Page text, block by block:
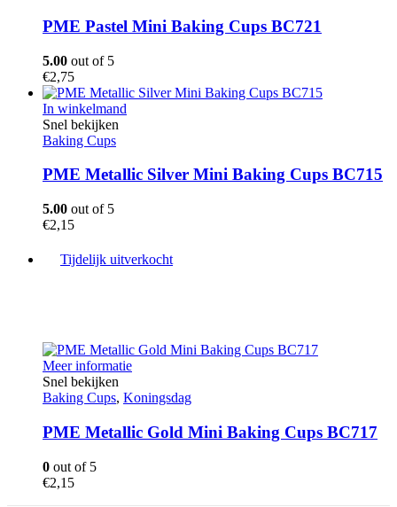
PME Pastel Mini Baking Cups BC721
5.00 out of 5
€2,75
In winkelmand
Snel bekijken
Baking Cups
PME Metallic Silver Mini Baking Cups BC715
5.00 out of 5
€2,15
Tijdelijk uitverkocht
Meer informatie
Snel bekijken
Baking Cups, Koningsdag
PME Metallic Gold Mini Baking Cups BC717
0 out of 5
€2,15